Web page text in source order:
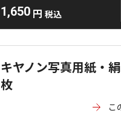
1,650 円 税込
キヤノン写真用紙・
枚
こ